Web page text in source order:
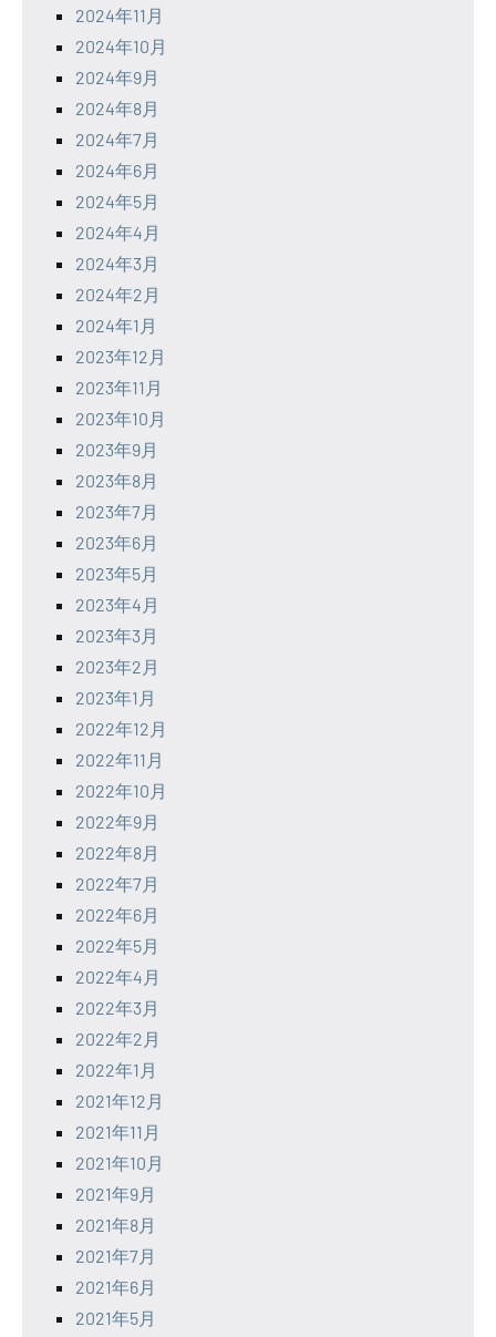
2024年11月
2024年10月
2024年9月
2024年8月
2024年7月
2024年6月
2024年5月
2024年4月
2024年3月
2024年2月
2024年1月
2023年12月
2023年11月
2023年10月
2023年9月
2023年8月
2023年7月
2023年6月
2023年5月
2023年4月
2023年3月
2023年2月
2023年1月
2022年12月
2022年11月
2022年10月
2022年9月
2022年8月
2022年7月
2022年6月
2022年5月
2022年4月
2022年3月
2022年2月
2022年1月
2021年12月
2021年11月
2021年10月
2021年9月
2021年8月
2021年7月
2021年6月
2021年5月